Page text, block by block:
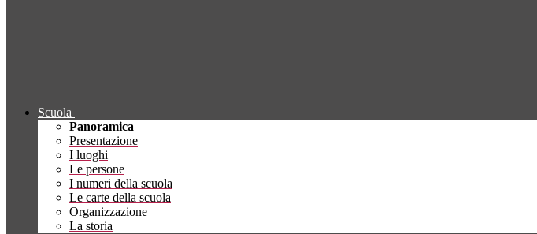
Scuola
Panoramica
Presentazione
I luoghi
Le persone
I numeri della scuola
Le carte della scuola
Organizzazione
La storia